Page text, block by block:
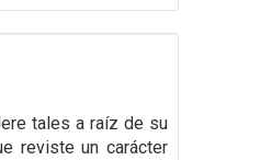
tales a raíz de su
reviste un carácter